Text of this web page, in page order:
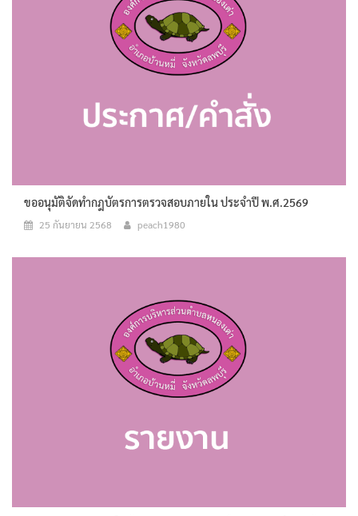
ขออนุมัติจัดทำกฎบัตรการตรวจสอบภายใน ประจำปี พ.ศ.2569
25 กันยายน 2568 peach1980